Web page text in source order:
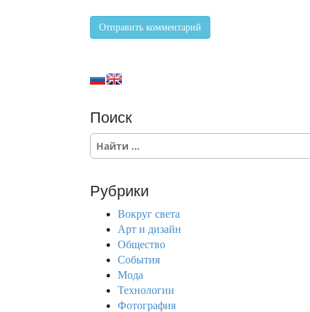
Поиск
S
e
c
Рубрики
Вокруг света
Арт и дизайн
Общество
События
Мода
Технологии
Фотография